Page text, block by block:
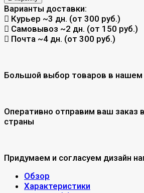
Варианты доставки:
Курьер ~3 дн. (от 300 руб.)
Самовывоз ~2 дн. (от 150 руб.)
Почта ~4 дн. (от 300 руб.)
Большой выбор товаров в нашем
Оперативно отправим ваш заказ
страны
Придумаем и согласуем дизайн
Обзор
Характеристики